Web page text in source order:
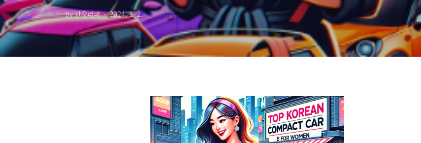
by 한우러버 2024. 1. 2.